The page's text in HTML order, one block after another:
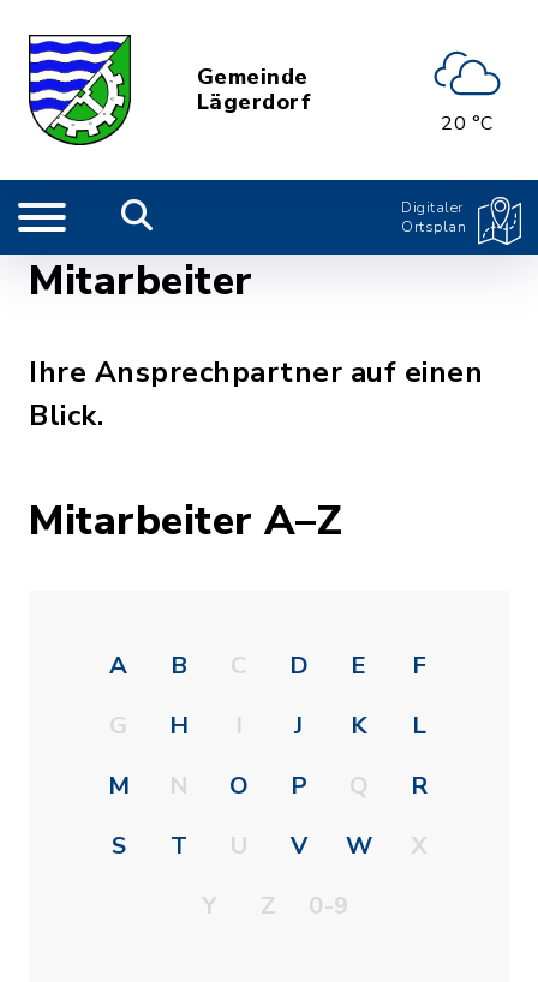
Gemeinde
Lägerdorf
20 °C
Digitaler
Ortsplan
Mitarbeiter
Ihre Ansprechpartner auf einen
Blick.
Mitarbeiter A–Z
A B C D E
F
G
H I J K
L
M
N O P Q
R
S
T U V W
X
Y
Z 0-9